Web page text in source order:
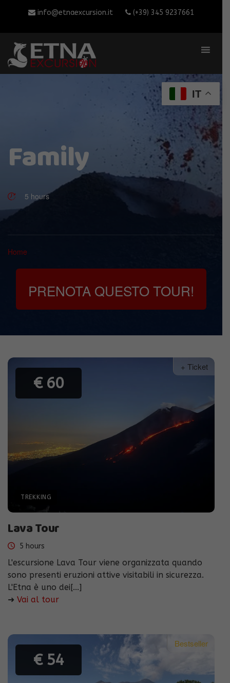
info@etnaexcursion.it (+39) 345 9237661
Family
5 hours
Home
PRENOTA QUESTO TOUR!
TREKKING
+ Ticket
Lava Tour
5 hours
L'escursione Lava Tour viene organizzata quando
sono presenti eruzioni attive visitabili in sicurezza.
L'Etna è uno dei[...]
➜ Vai al tour
€ 60
Bestseller
€ 54
IT